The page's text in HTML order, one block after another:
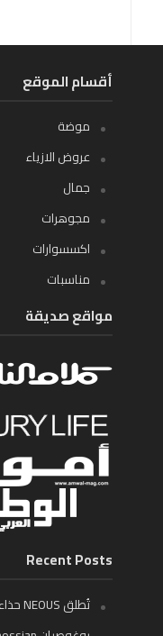
أقسام الموقع
موضة
عروض الازياء
جمال
مجوهرات
اكسسوارات
مناسبات
مواقع صديقة
Recent Posts
تُطلق NEOUS حذاء BERENICES الرياضي